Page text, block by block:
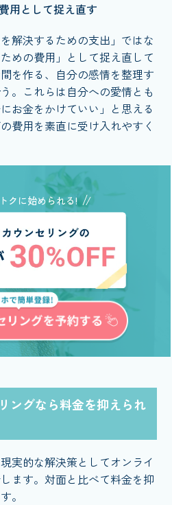
用として捉え直す
解決するための支出」ではな
めの費用」として捉え直して
を作る、自分の感情を整理す
。これらは自分への愛情とも
お金をかけていい」と思える
費用を素直に受け入れやすく
クに始められる!
ングなら料金を抑えられ
実的な解決策としてオンライ
ます。対面と比べて料金を抑
。